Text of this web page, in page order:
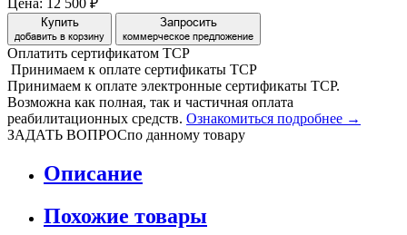
Купить
добавить в корзину
Запросить
коммерческое предложение
Оплатить сертификатом ТСР
Принимаем к оплате сертификаты ТСР
Принимаем к оплате электронные сертификаты ТСР.
Возможна как полная, так и частичная оплата
реабилитационных средств. Ознакомиться подробнее →
ЗАДАТЬ ВОПРОСпо данному товару
Описание
Похожие товары